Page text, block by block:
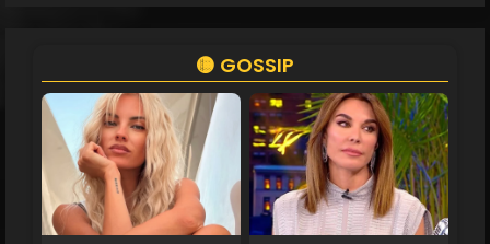
🟡 GOSSIP